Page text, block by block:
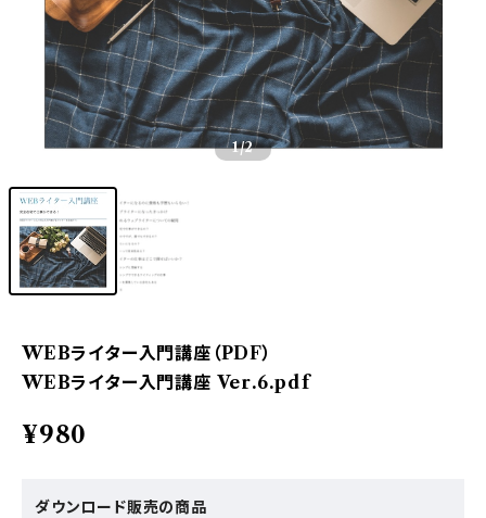
1/2
WEBライター入門講座（PDF）
WEBライター入門講座 Ver.6.pdf
¥980
ダウンロード販売の商品